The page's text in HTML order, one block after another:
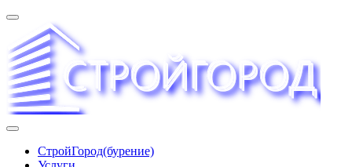
Перейти
содержимому
трудопроводов ∿ Газификация жилого сектора ✆
СтройГород(бурение)